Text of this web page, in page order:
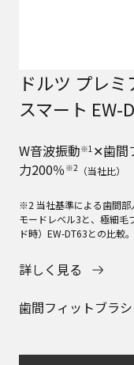
ドルツ プレ
スマート EW-
W音波振動※1 ✕歯間
力200％ ※2 （当社比）
※2 当社基準による歯間部
モードレベル3と、極細毛
ド時）EW-DT63との比較
詳しく見る
歯間フィットブラ